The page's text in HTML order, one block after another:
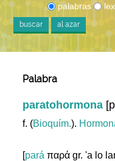
palabras
buscar al azar
Palabra
paratohormona
f. (Bioquím.).
[pará παρά gr. 'a lo